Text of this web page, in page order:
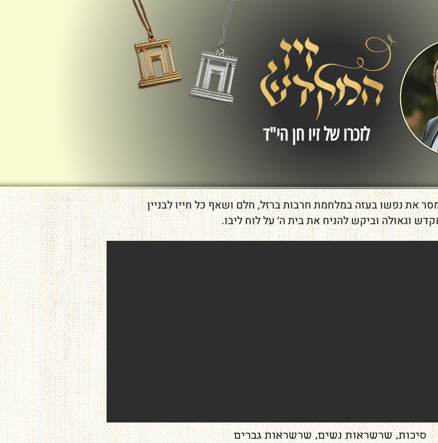
לזכרו של זיו חן הי"ד
מסר את נפשו בעזה במלחמת חרבות ברזל, חלם ושאף כל חייו לבניין
וגאולה וביקש להניח את בית ה׳ על לוח ליבו.
סיכות, שרשראות נשים, שרשראות גברים